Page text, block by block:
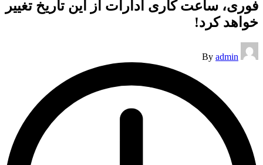
فوری، ساعت کاری ادارات از این تاریخ تغییر
خواهد کرد!
Posted
by
By admin